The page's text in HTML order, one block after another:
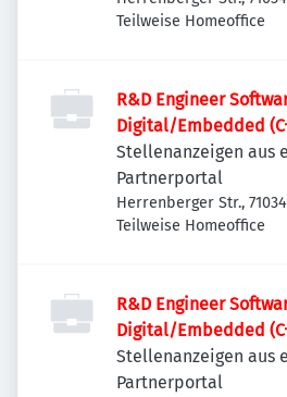
Deutschland
Teilweise Homeoffice
R&D Engineer
Digital/Embedded
Stellenanzeigen aus
Partnerportal
Herrenberger Str.,
Deutschland
Teilweise Homeoffice
R&D Engineer
Digital/Embedded
Stellenanzeigen aus
Partnerportal